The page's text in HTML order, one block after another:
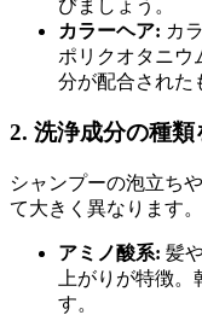
びましょう。
カラーヘア: カ
ポリクオタニウ
分が配合された
2. 洗浄成分の種
シャンプーの泡立ち
て大きく異なります
アミノ酸系: 髪
上がりが特徴
す。